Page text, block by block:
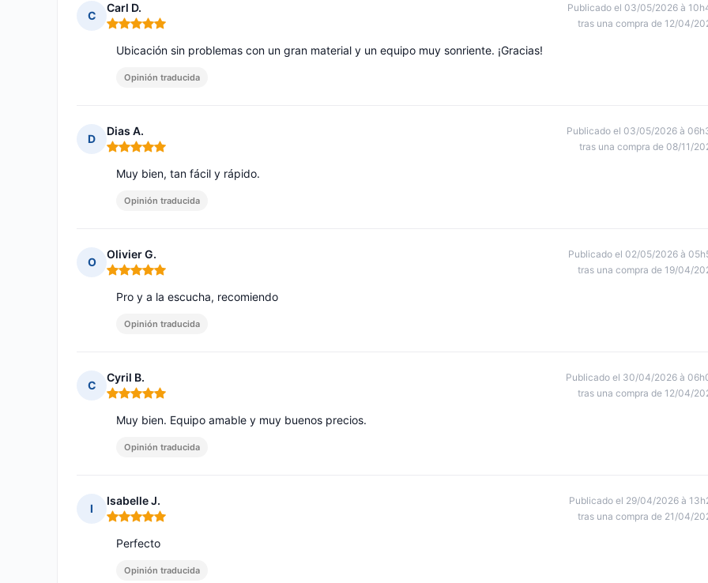
C
Carl D.
Nota: 5 de 5
Publicado el 03/05/2026 à
tras una compra de 12/04/
Ubicación sin problemas con un gran material y un equipo muy sonriente. ¡Gracias!
Opinión traducida
D
Dias A.
Nota: 5 de 5
Publicado el 03/05/2026 à
tras una compra de 08/11/
Muy bien, tan fácil y rápido.
Opinión traducida
O
Olivier G.
Nota: 5 de 5
Publicado el 02/05/2026 à
tras una compra de 19/04/
Pro y a la escucha, recomiendo
Opinión traducida
C
Cyril B.
Nota: 5 de 5
Publicado el 30/04/2026 à
tras una compra de 12/04/
Muy bien. Equipo amable y muy buenos precios.
Opinión traducida
I
Isabelle J.
Nota: 5 de 5
Publicado el 29/04/2026 à
tras una compra de 21/04/
Perfecto
Opinión traducida